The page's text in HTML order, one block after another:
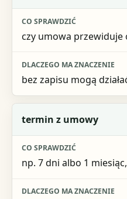
Co sprawdzić
Dlaczego ma znaczenie
czy umowa przewiduje
bez zapisu mogą
termin z umowy
np. 7 dni albo 1